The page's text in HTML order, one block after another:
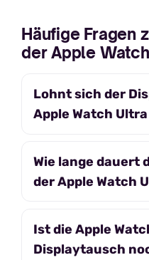
Häufige Fragen
der Apple
Lohnt sich der
Apple Watch
Wie lange dauert
der Apple Watch
Ist die Apple
Displaytausch